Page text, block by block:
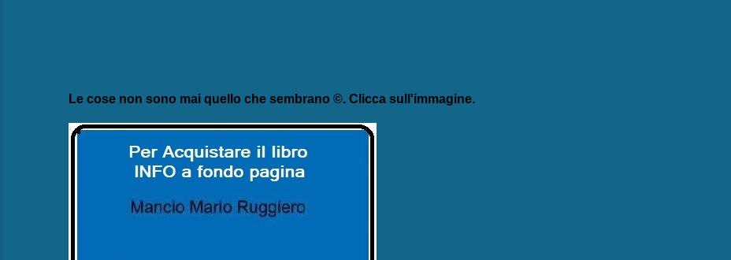
Le cose non sono mai quello che sembrano ©. Clicca sull'immagine.